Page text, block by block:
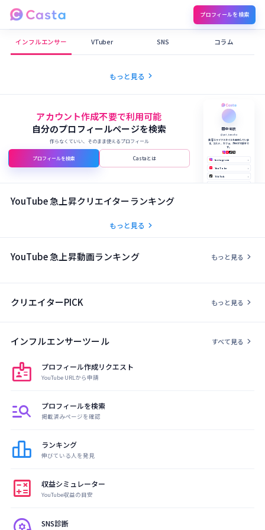
プロフィールを検索
Castaメディア
インフルエンサー VTuber SNS コラム
もっと見る chevron_right
アカウント作成不要で利用可能
自分のプロフィールページを検索
作らなくていい、そのまま使えるプロフィール
プロフィールを検索 Castaとは
田中 結衣
@yui_tanaka
美容とライフスタイルを発信していま
す。コスメ、カフェ、旅行が大好きで
す。
Instagram ›
YouTube ›
TikTok ›
YouTube 急上昇クリエイターランキング
もっと見る chevron_right
YouTube 急上昇動画ランキング もっと見る chevron_right
クリエイターPICK もっと見る chevron_right
インフルエンサーツール すべて見る chevron_right
badge プロフィール作成リクエスト
YouTube URLから申請
manage_search プロフィールを検索
掲載済みページを確認
leaderboard ランキング
伸びている人を発見
calculate 収益シミュレーター
YouTube収益の目安
SNS診断